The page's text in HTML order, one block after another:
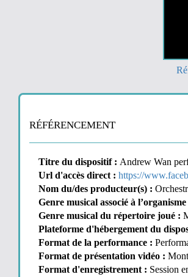
RÉFÉRENCEMENT
Titre du dispositif : Andrew Wan
Url d'accès direct : https://
Nom du/des producteur(s) :
Genre musical associé à
Genre musical du répertoire joué :
Plateforme d'hébergement du
Format de la performance :
Format de présentation vidéo :
Format d'enregistrement : Session